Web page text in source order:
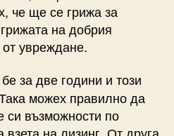
че ще се грижа за
на добрия
увреждане.
бе за две години и този
можех правилно да
си възможности по